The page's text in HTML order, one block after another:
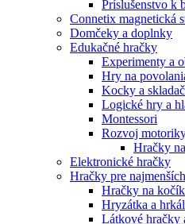
Príslušenstvo k
Connetix magnetická
Domčeky a doplnky
Edukačné hračky
Experimenty a
Hry na
Kocky a
Logické hry a
Montessori
Rozvoj
Hračky
Elektronické hračky
Hračky pre
Hračky na
Hryzátka a
Látkové hračky